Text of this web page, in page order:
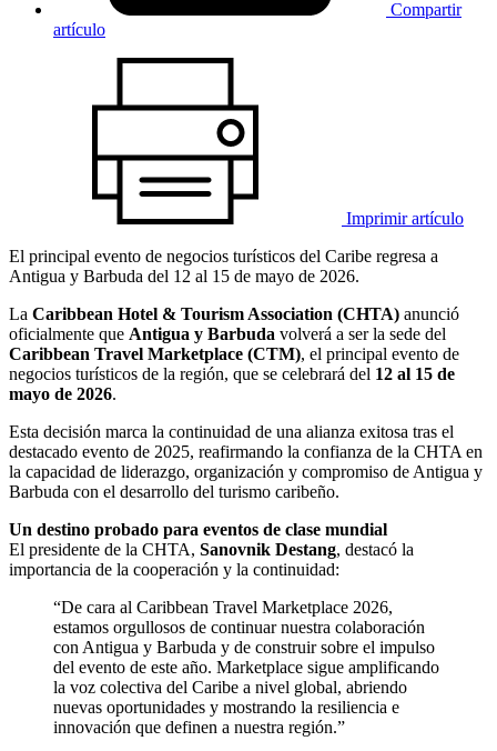
Compartir
artículo
Imprimir artículo
El principal evento de negocios turísticos del Caribe regresa a
Antigua y Barbuda del 12 al 15 de mayo de 2026.
La Caribbean Hotel & Tourism Association (CHTA) anunció
oficialmente que Antigua y Barbuda volverá a ser la sede del
Caribbean Travel Marketplace (CTM), el principal evento de
negocios turísticos de la región, que se celebrará del 12 al 15 de
mayo de 2026.
Esta decisión marca la continuidad de una alianza exitosa tras el
destacado evento de 2025, reafirmando la confianza de la CHTA en
la capacidad de liderazgo, organización y compromiso de Antigua y
Barbuda con el desarrollo del turismo caribeño.
Un destino probado para eventos de clase mundial
El presidente de la CHTA, Sanovnik Destang, destacó la
importancia de la cooperación y la continuidad:
“De cara al Caribbean Travel Marketplace 2026,
estamos orgullosos de continuar nuestra colaboración
con Antigua y Barbuda y de construir sobre el impulso
del evento de este año. Marketplace sigue amplificando
la voz colectiva del Caribe a nivel global, abriendo
nuevas oportunidades y mostrando la resiliencia e
innovación que definen a nuestra región.”